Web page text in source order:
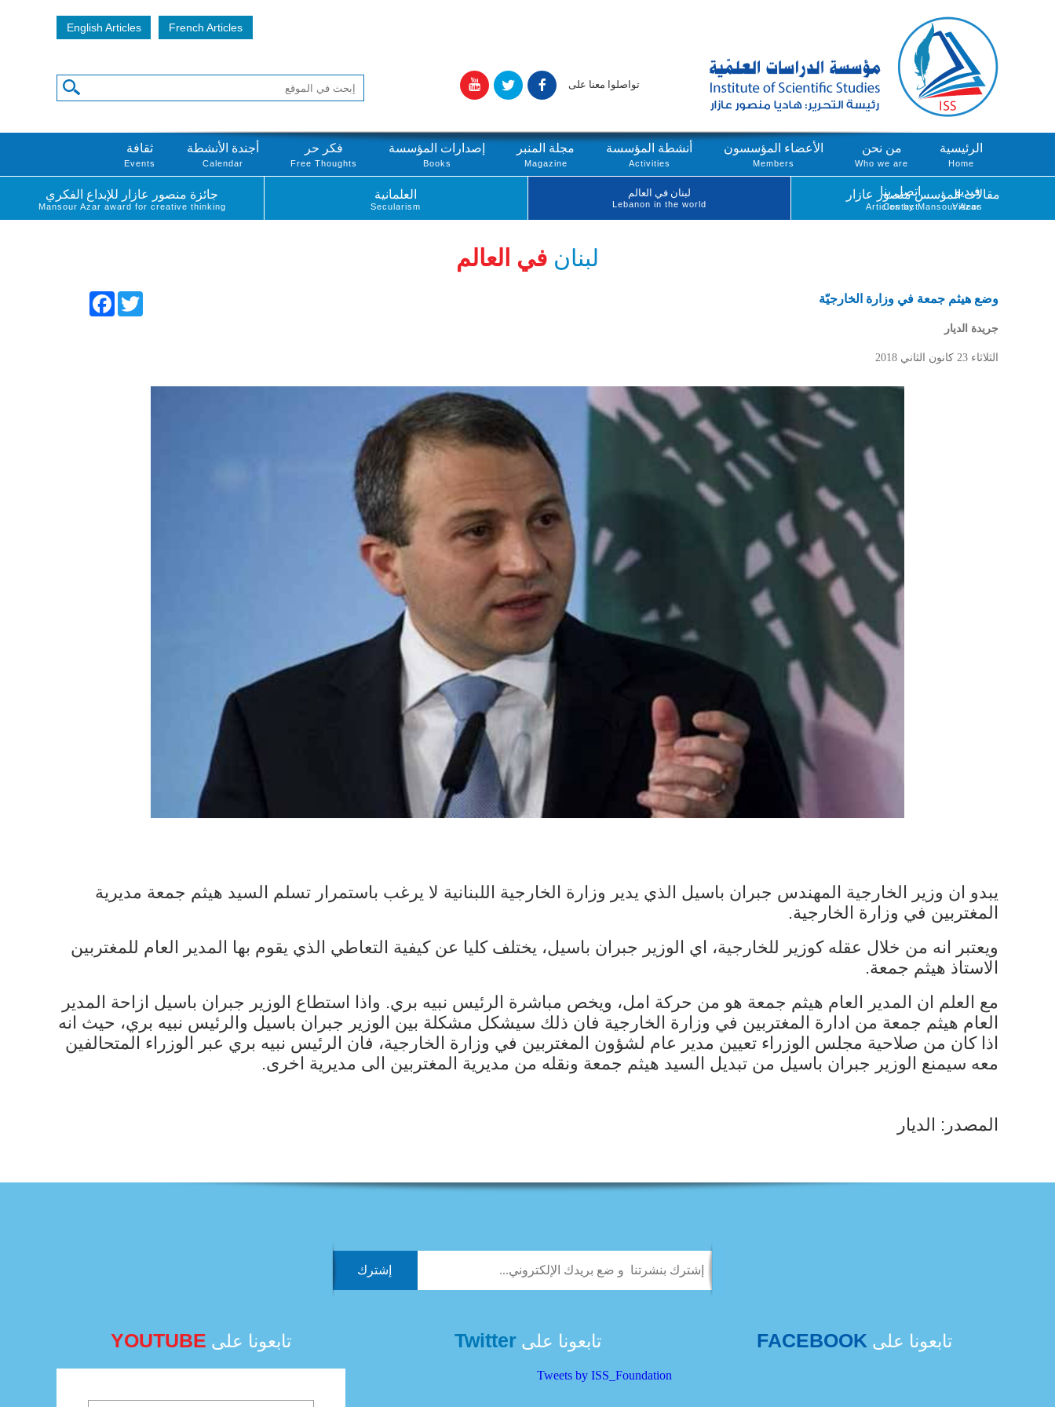
English Articles French Articles
تواصلوا معنا على
الرئيسية
Home
من نحن
Who we are
الأعضاء المؤسسون
Members
أنشطة المؤسسة
Activities
مجلة المنبر
Magazine
إصدارات المؤسسة
Books
فكر حر
Free Thoughts
أجندة الأنشطة
Calendar
ثقافة
Events
فيديو
Videos
اتصل بنا
Contact
مقالات المؤسس منصور عازار
Articles by Mansour Azar
لبنان في العالم
Lebanon in the world
العلمانية
Secularism
جائزة منصور عازار للإبداع الفكري
Mansour Azar award for creative thinking
لبنان في العالم
FacebookTwitter وضع هيثم جمعة في وزارة الخارجيّة
جريدة الديار
الثلاثاء 23 كانون الثاني 2018
يبدو ان وزير الخارجية المهندس جبران باسيل الذي يدير وزارة الخارجية اللبنانية لا يرغب باستمرار تسلم السيد هيثم جمعة مديرية
المغتربين في وزارة الخارجية.
ويعتبر انه من خلال عقله كوزير للخارجية، اي الوزير جبران باسيل، يختلف كليا عن كيفية التعاطي الذي يقوم بها المدير العام للمغتربين
الاستاذ هيثم جمعة.
مع العلم ان المدير العام هيثم جمعة هو من حركة امل، ويخص مباشرة الرئيس نبيه بري. واذا استطاع الوزير جبران باسيل ازاحة المدير
العام هيثم جمعة من ادارة المغتربين في وزارة الخارجية فان ذلك سيشكل مشكلة بين الوزير جبران باسيل والرئيس نبيه بري، حيث انه
اذا كان من صلاحية مجلس الوزراء تعيين مدير عام لشؤون المغتربين في وزارة الخارجية، فان الرئيس نبيه بري عبر الوزراء المتحالفين
معه سيمنع الوزير جبران باسيل من تبديل السيد هيثم جمعة ونقله من مديرية المغتربين الى مديرية اخرى.
المصدر: الديار
تابعونا على FACEBOOK تابعونا علىTwitter
Tweets by ISS_Foundation
تابعونا على YOUTUBE